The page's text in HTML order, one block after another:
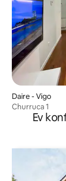
Daire - Vigo
Churruca 1
Ev